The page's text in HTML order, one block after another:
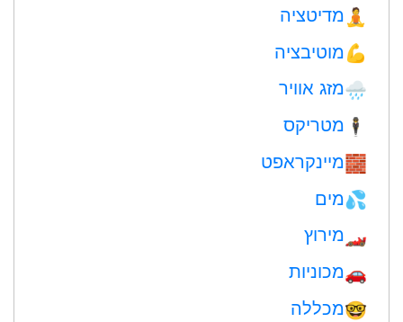
🧘 מדיטציה
💪מוטיבציה
🌧מזג אוויר
🕴️ מטריקס
🧱מיינקראפט
💦מים
🏎 מירוץ
🚗מכוניות
🤓מכללה